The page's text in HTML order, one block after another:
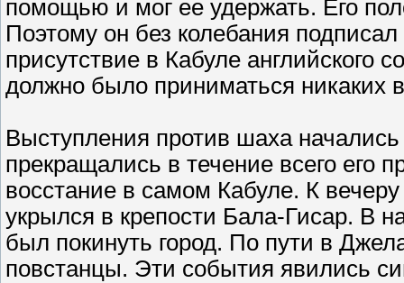
помощью и мог ее удержать. Его
Поэтому он без колебания
присутствие в Кабуле английского
должно было приниматься никаких
Выступления против шаха
прекращались в течение всего его
восстание в самом Кабуле. К
укрылся в крепости Бала-Гисар. В
был покинуть город. По пути в
повстанцы. Эти события явились